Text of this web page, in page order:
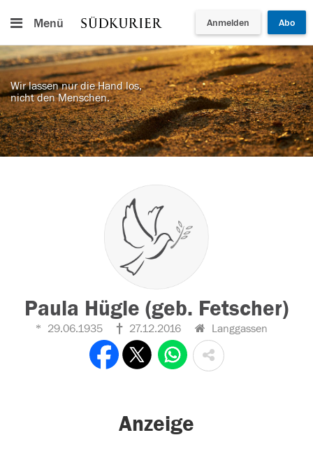
Menü Anmelden Abo
Wir lassen nur die Hand los,
nicht den Menschen.
Paula Hügle (geb. Fetscher)
29.06.1935 27.12.2016 Langgassen
Anzeige